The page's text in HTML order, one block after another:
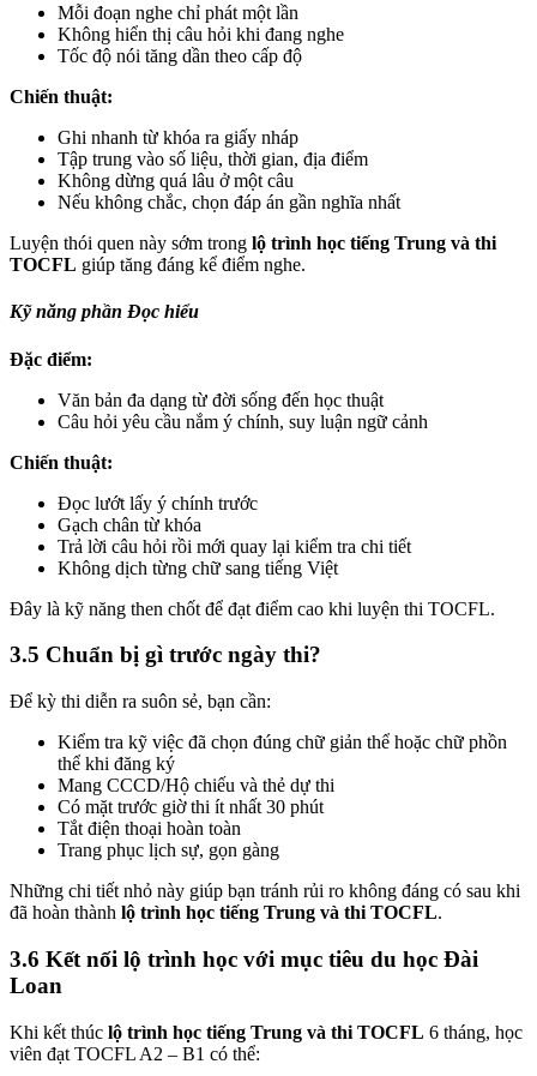
Mỗi đoạn nghe chỉ phát một lần
Không hiển thị câu hỏi khi đang nghe
Tốc độ nói tăng dần theo cấp độ
Chiến thuật:
Ghi nhanh từ khóa ra giấy nháp
Tập trung vào số liệu, thời gian, địa điểm
Không dừng quá lâu ở một câu
Nếu không chắc, chọn đáp án gần nghĩa nhất
Luyện thói quen này sớm trong lộ trình học tiếng Trung và thi
TOCFL giúp tăng đáng kể điểm nghe.
Kỹ năng phần Đọc hiểu
Đặc điểm:
Văn bản đa dạng từ đời sống đến học thuật
Câu hỏi yêu cầu nắm ý chính, suy luận ngữ cảnh
Chiến thuật:
Đọc lướt lấy ý chính trước
Gạch chân từ khóa
Trả lời câu hỏi rồi mới quay lại kiểm tra chi tiết
Không dịch từng chữ sang tiếng Việt
Đây là kỹ năng then chốt để đạt điểm cao khi luyện thi TOCFL.
3.5 Chuẩn bị gì trước ngày thi?
Để kỳ thi diễn ra suôn sẻ, bạn cần:
Kiểm tra kỹ việc đã chọn đúng chữ giản thể hoặc chữ phồn
thể khi đăng ký
Mang CCCD/Hộ chiếu và thẻ dự thi
Có mặt trước giờ thi ít nhất 30 phút
Tắt điện thoại hoàn toàn
Trang phục lịch sự, gọn gàng
Những chi tiết nhỏ này giúp bạn tránh rủi ro không đáng có sau khi
đã hoàn thành lộ trình học tiếng Trung và thi TOCFL.
3.6 Kết nối lộ trình học với mục tiêu du học Đài
Loan
Khi kết thúc lộ trình học tiếng Trung và thi TOCFL 6 tháng, học
viên đạt TOCFL A2 – B1 có thể: